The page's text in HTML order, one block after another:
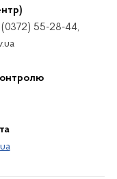
55-28-44,